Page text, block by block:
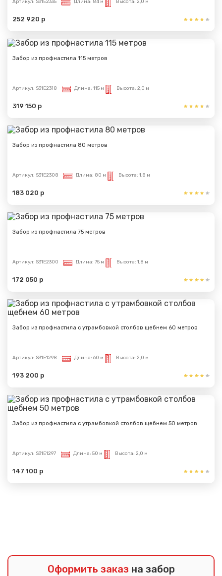
Артикул: S31E2335 Длина: 84 м Высота: 2,0 м
252 920 р
Забор из профнастила 115 метров
Артикул: S31E2318 Длина: 115 м Высота: 2,0 м
319 150 р
Забор из профнастила 80 метров
Артикул: S31E2308 Длина: 80 м Высота: 1,8 м
183 020 р
Забор из профнастила 75 метров
Артикул: S31E2300 Длина: 75 м Высота: 1,8 м
172 050 р
Забор из профнастила с утрамбовкой столбов щебнем 60 метров
Артикул: S31E1298 Длина: 60 м Высота: 2,0 м
193 200 р
Забор из профнастила с утрамбовкой столбов щебнем 50 метров
Артикул: S31E1297 Длина: 50 м Высота: 2,0 м
147 100 р
Оформить заказ на забор